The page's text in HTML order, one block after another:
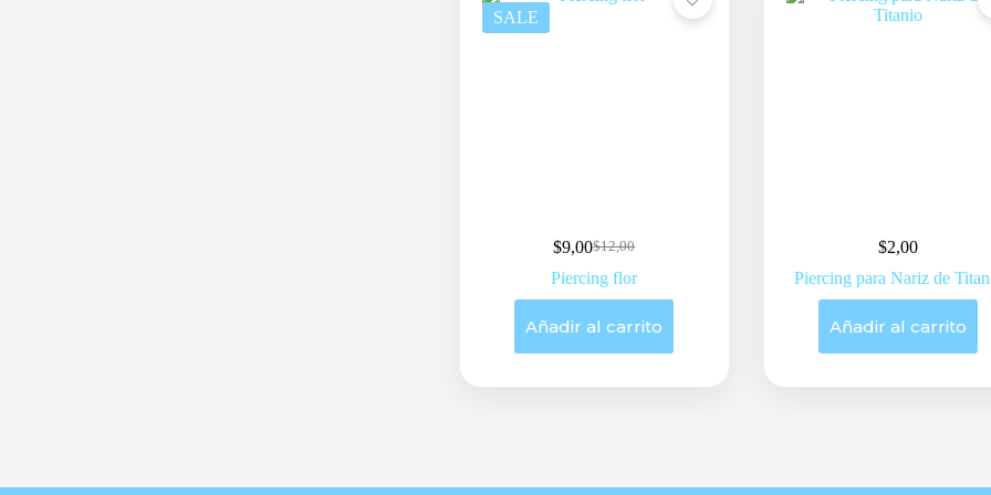
SALE
$12,00
Original
price
was:
$9,00Current
price
is:
Piercing flor
Añadir al carrito
$2,00
Piercing para Nariz de
Añadir al carrito